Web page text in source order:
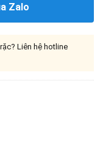
Zalo
Liên hệ hotline